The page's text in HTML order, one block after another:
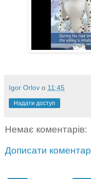
Igor Orlov о 11:45
Надати доступ
Немає коментарів:
Дописати коментар